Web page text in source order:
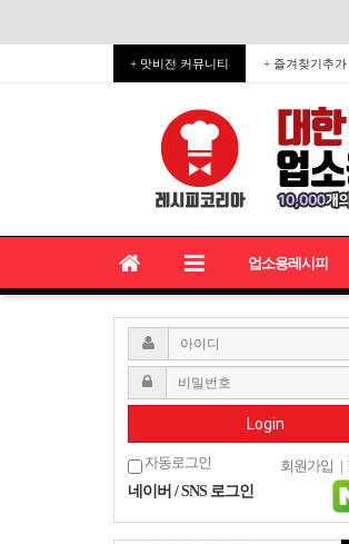
+ 맛비전 커뮤니티 + 즐겨찾기추가
업소용레시피
Login
자동로그인 회원가입 |
네이버 / SNS 로그인